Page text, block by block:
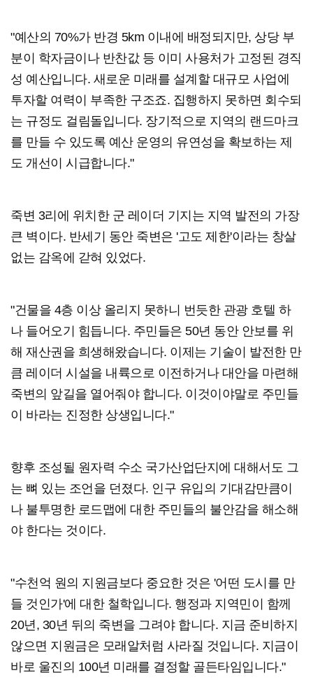
"예산의 70%가 반경 5km 이내에 배정되지만, 상당 부
분이 학자금이나 반찬값 등 이미 사용처가 고정된 경직
성 예산입니다. 새로운 미래를 설계할 대규모 사업에
투자할 여력이 부족한 구조죠. 집행하지 못하면 회수되
는 규정도 걸림돌입니다. 장기적으로 지역의 랜드마크
를 만들 수 있도록 예산 운영의 유연성을 확보하는 제
도 개선이 시급합니다."
죽변 3리에 위치한 군 레이더 기지는 지역 발전의 가장
큰 벽이다. 반세기 동안 죽변은 '고도 제한'이라는 창살
없는 감옥에 갇혀 있었다.
"건물을 4층 이상 올리지 못하니 번듯한 관광 호텔 하
나 들어오기 힘듭니다. 주민들은 50년 동안 안보를 위
해 재산권을 희생해왔습니다. 이제는 기술이 발전한 만
큼 레이더 시설을 내륙으로 이전하거나 대안을 마련해
죽변의 앞길을 열어줘야 합니다. 이것이야말로 주민들
이 바라는 진정한 상생입니다."
향후 조성될 원자력 수소 국가산업단지에 대해서도 그
는 뼈 있는 조언을 던졌다. 인구 유입의 기대감만큼이
나 불투명한 로드맵에 대한 주민들의 불안감을 해소해
야 한다는 것이다.
"수천억 원의 지원금보다 중요한 것은 '어떤 도시를 만
들 것인가'에 대한 철학입니다. 행정과 지역민이 함께
20년, 30년 뒤의 죽변을 그려야 합니다. 지금 준비하지
않으면 지원금은 모래알처럼 사라질 것입니다. 지금이
바로 울진의 100년 미래를 결정할 골든타임입니다."